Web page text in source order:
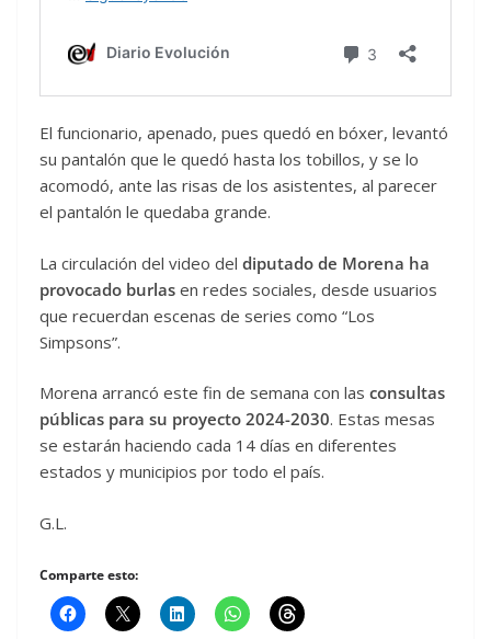
El funcionario, apenado, pues quedó en bóxer, levantó
su pantalón que le quedó hasta los tobillos, y se lo
acomodó, ante las risas de los asistentes, al parecer
el pantalón le quedaba grande.
La circulación del video del diputado de Morena ha
provocado burlas en redes sociales, desde usuarios
que recuerdan escenas de series como “Los
Simpsons”.
Morena arrancó este fin de semana con las consultas
públicas para su proyecto 2024-2030. Estas mesas
se estarán haciendo cada 14 días en diferentes
estados y municipios por todo el país.
G.L.
Comparte esto: